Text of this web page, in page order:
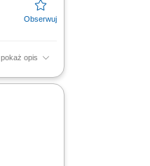
pokaż opis